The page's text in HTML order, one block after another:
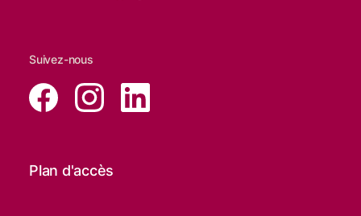
Suivez-nous
Plan d'accès